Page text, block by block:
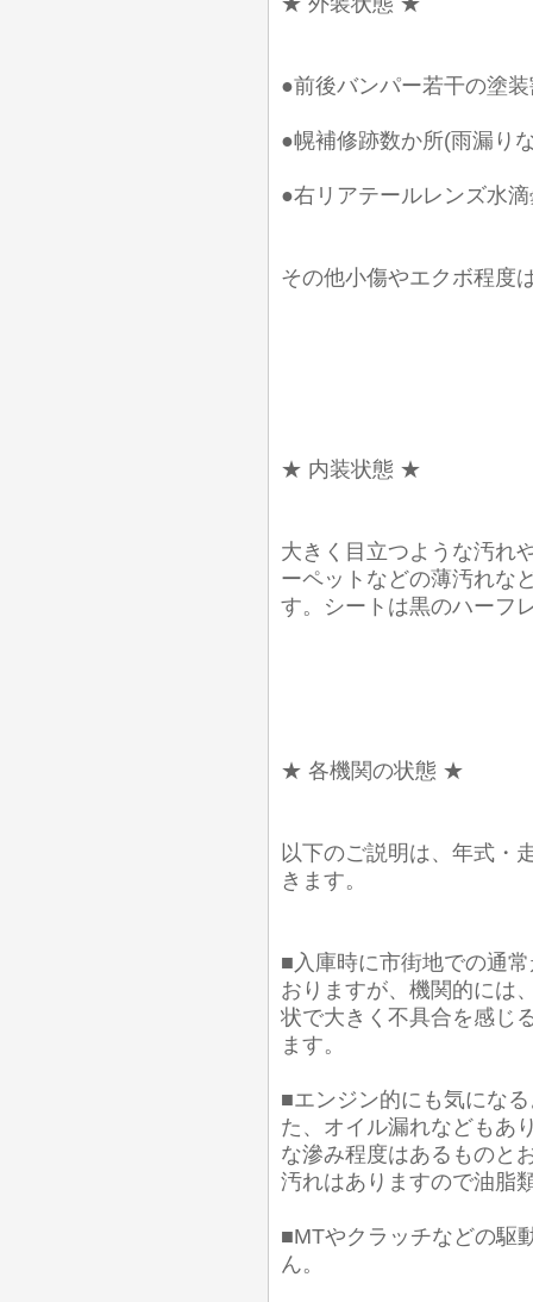
●前後バンパー若干の塗
●幌補修跡数か所(雨漏り
●右リアテールレンズ水
その他小傷やエクボ程度
★ 内装状態 ★
大きく目立つような汚れ
ーペットなどの薄汚れな
す。シートは黒のハーフ
★ 各機関の状態 ★
以下のご説明は、年式・
きます。
■入庫時に市街地での通
おりますが、機関的には
状で大きく不具合を感じ
ます。
■エンジン的にも気にな
た、オイル漏れなどもあ
な滲み程度はあるものと
汚れはありますので油脂
■MTやクラッチなどの駆
ん。